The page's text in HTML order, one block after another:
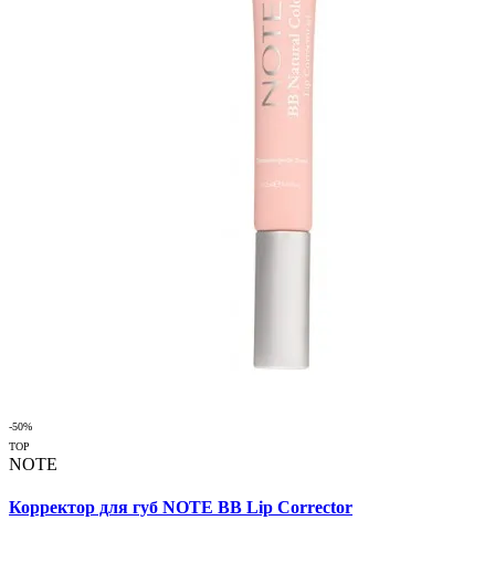
-50%
TOP
NOTE
Корректор для губ NOTE BB Lip Corrector